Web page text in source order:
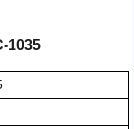
1035